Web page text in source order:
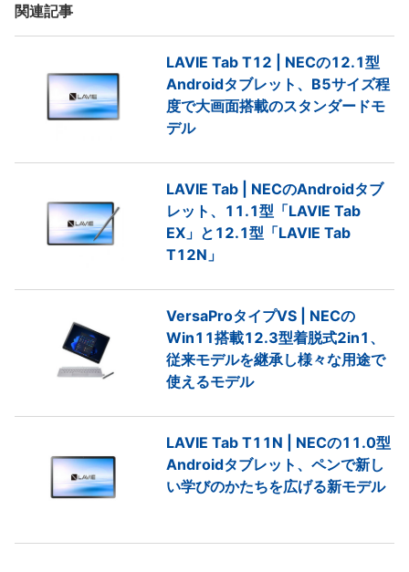
関連記事
LAVIE Tab T12 | NECの12.1型
Androidタブレット、B5サイズ程
度で大画面搭載のスタンダードモ
デル
LAVIE Tab | NECのAndroidタブ
レット、11.1型「LAVIE Tab
EX」と12.1型「LAVIE Tab
T12N」
VersaProタイプVS | NECの
Win11搭載12.3型着脱式2in1、
従来モデルを継承し様々な用途で
使えるモデル
LAVIE Tab T11N | NECの11.0型
Androidタブレット、ペンで新し
い学びのかたちを広げる新モデル